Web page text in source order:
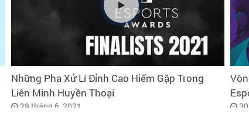
Những Pha Xử Lí Đỉnh Cao Hiếm Gặp Trong
Liên Minh Huyền Thoại
29 tháng 6, 2021